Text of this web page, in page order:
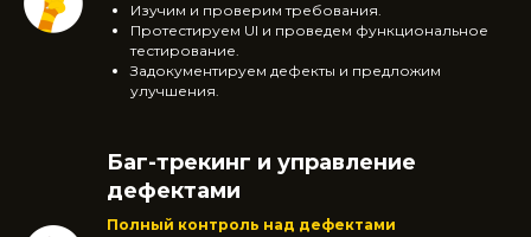
Изучим и проверим требования.
Протестируем UI и проведем функциональное
тестирование.
Задокументируем дефекты и предложим
улучшения.
Баг-трекинг и управление
дефектами
Полный контроль над дефектами